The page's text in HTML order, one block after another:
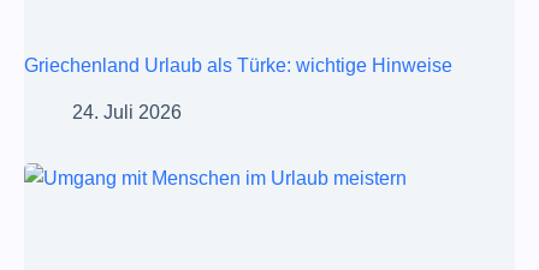
Griechenland Urlaub als Türke: wichtige Hinweise
24. Juli 2026